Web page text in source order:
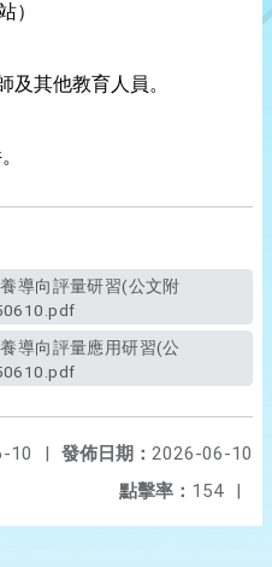
）
及其他教育人員。
發佈日期： 2026-06-10
10
|
點擊率： 154 |